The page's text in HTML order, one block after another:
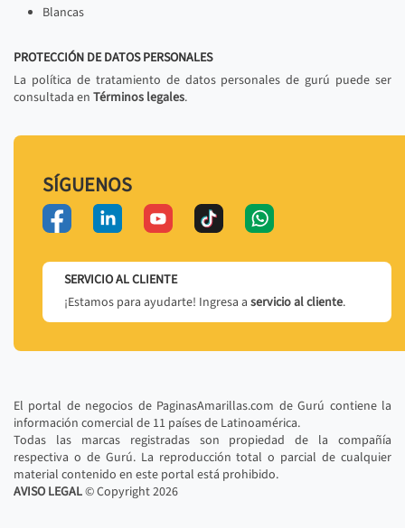
Blancas
PROTECCIÓN DE DATOS PERSONALES
La política de tratamiento de datos personales de gurú puede ser
consultada en Términos legales.
SÍGUENOS
SERVICIO AL CLIENTE
¡Estamos para ayudarte! Ingresa a servicio al cliente.
El portal de negocios de PaginasAmarillas.com de Gurú contiene la
información comercial de 11 países de Latinoamérica.
Todas las marcas registradas son propiedad de la compañía
respectiva o de Gurú. La reproducción total o parcial de cualquier
material contenido en este portal está prohibido.
AVISO LEGAL© Copyright2026